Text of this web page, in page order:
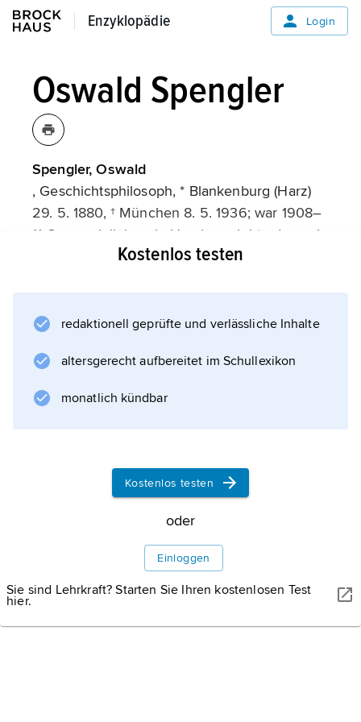
Enzyklopädie
Enzyklopädie Login
Oswald Spengler
Spengler, Oswald
, Geschichtsphilosoph, * Blankenburg (Harz)
29. 5. 1880, † München 8. 5. 1936; war 1908–
11 Gymnasiallehrer in Hamburg, lebte dann als
freier Schriftsteller in München. 1918–22
Geschichtsbild nachhaltig geprägt hat. Im
Kulturzyklentheorie
entwickelte Spengler
Informationen zum Artikel
Kostenlos testen
redaktionell geprüfte und verlässliche Inhalte
altersgerecht aufbereitet im Schullexikon
monatlich kündbar
Kostenlos testen
oder
Einloggen
Sie sind Lehrkraft? Starten Sie Ihren kostenlosen Test
hier.